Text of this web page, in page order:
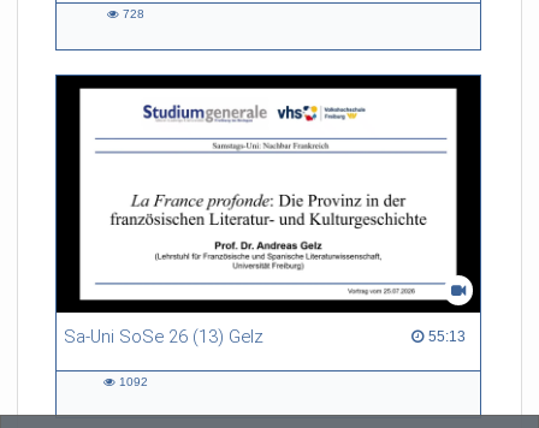
728
Sa-Uni SoSe 26 (13) Gelz 55:13
55:13 duration
1092